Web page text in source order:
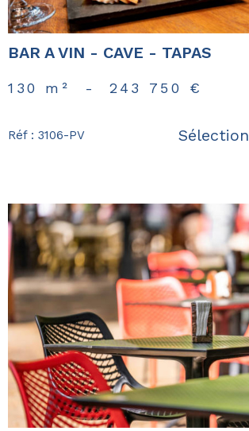
BAR A VIN - CAVE - TAPAS
130 m² - 243 750 €
Réf : 3106-PV Sélection
voir le
bien